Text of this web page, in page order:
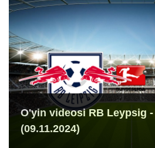
O'yin videosi RB Leypsig
(09.11.2024)